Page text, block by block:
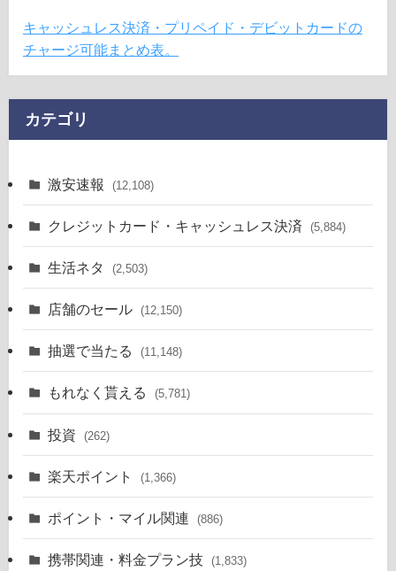
キャッシュレス決済・プリペイド・デビットカードの
チャージ可能まとめ表。
カテゴリ
激安速報 (12,108)
クレジットカード・キャッシュレス決済 (5,884)
生活ネタ (2,503)
店舗のセール (12,150)
抽選で当たる (11,148)
もれなく貰える (5,781)
投資 (262)
楽天ポイント (1,366)
ポイント・マイル関連 (886)
携帯関連・料金プラン技 (1,833)